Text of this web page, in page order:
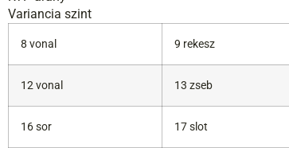
Variancia szint
8 vonal 9 rekesz
12 vonal 13 zseb
16 sor 17 slot